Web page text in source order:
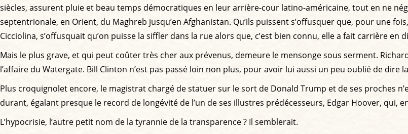
siècles, assurent pluie et beau temps démocratiques en leur arrière-cour latino-américaine, tout en ne
septentrionale, en Orient, du Maghreb jusqu’en Afghanistan. Qu’ils puissent s’offusquer que, pour une
Cicciolina, s’offusquait qu’on puisse la siffler dans la rue alors que, c’est bien connu, elle a fait carrière
Mais le plus grave, et qui peut coûter très cher aux prévenus, demeure le mensonge sous serment.
l’affaire du Watergate. Bill Clinton n’est pas passé loin non plus, pour avoir lui aussi un peu oublié de
Plus croquignolet encore, le magistrat chargé de statuer sur le sort de Donald Trump et de ses proches
durant, égalant presque le record de longévité de l’un de ses illustres prédécesseurs, Edgar Hoover, qui,
L’hypocrisie, l’autre petit nom de la tyrannie de la transparence ? Il semblerait.